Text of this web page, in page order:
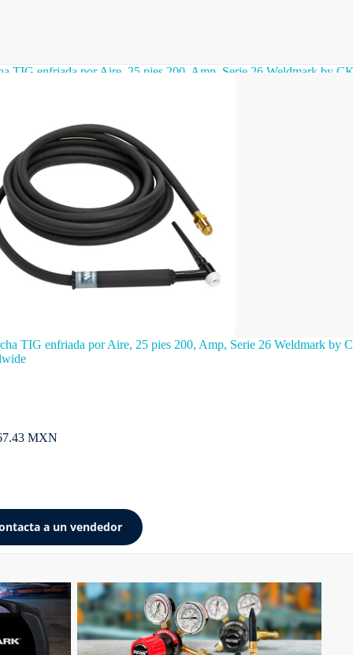
TIG enfriada por Aire, 25 pies 200, Amp, Serie 26 Weldmark by
TIG enfriada por Aire, 25 pies 200, Amp, Serie 26 Weldmark by
MXN
a un vendedor
Reguladores